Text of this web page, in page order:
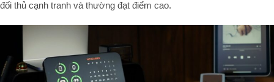
đối thủ cạnh tranh và thường đạt điểm cao.